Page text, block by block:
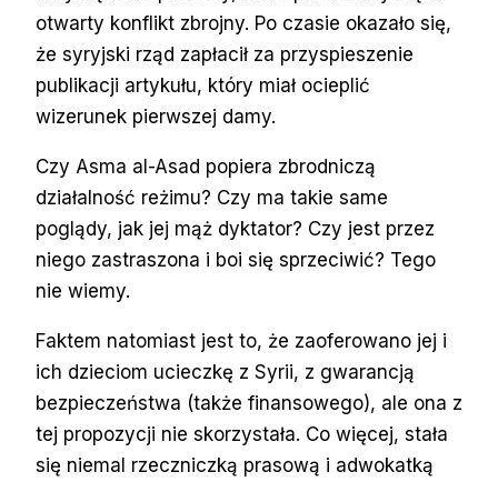
otwarty konflikt zbrojny. Po czasie okazało się,
że syryjski rząd zapłacił za przyspieszenie
publikacji artykułu, który miał ocieplić
wizerunek pierwszej damy.
Czy Asma al-Asad popiera zbrodniczą
działalność reżimu? Czy ma takie same
poglądy, jak jej mąż dyktator? Czy jest przez
niego zastraszona i boi się sprzeciwić? Tego
nie wiemy.
Faktem natomiast jest to, że zaoferowano jej i
ich dzieciom ucieczkę z Syrii, z gwarancją
bezpieczeństwa (także finansowego), ale ona z
tej propozycji nie skorzystała. Co więcej, stała
się niemal rzeczniczką prasową i adwokatką